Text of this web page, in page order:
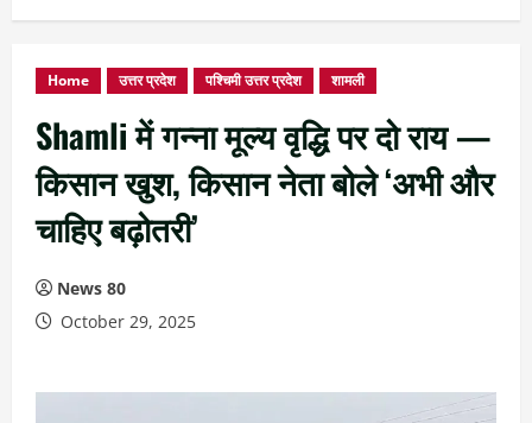
Home उत्तर प्रदेश पश्चिमी उत्तर प्रदेश शामली
Shamli में गन्ना मूल्य वृद्धि पर दो राय —
किसान खुश, किसान नेता बोले ‘अभी और
चाहिए बढ़ोतरी’
News 80
October 29, 2025